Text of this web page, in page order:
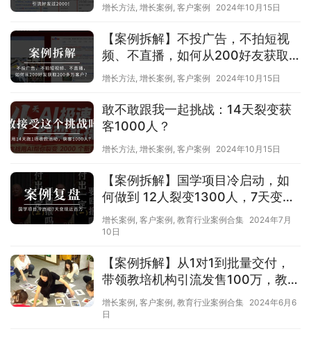
增长方法, 增长案例, 客户案例 2024年10月15日
【案例拆解】不投广告，不拍短视
频、不直播，如何从200好友获取
200多万客户？
增长方法, 增长案例, 客户案例 2024年10月15日
敢不敢跟我一起挑战：14天裂变获
客1000人？
增长方法, 增长案例, 客户案例 2024年10月15日
【案例拆解】国学项目冷启动，如
何做到 12人裂变1300人，7天变现
近百万？
增长案例, 客户案例, 教育行业案例合集 2024年7月
10日
【案例拆解】从1对1到批量交付，
带领教培机构引流发售100万，教培
品牌方赶紧复制！
增长案例, 客户案例, 教育行业案例合集 2024年6月6
日